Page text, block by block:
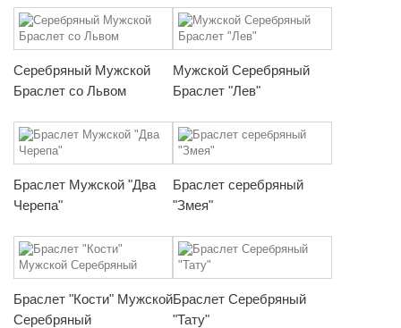
Серебряный Мужской
Браслет со Львом
Мужской Серебряный
Браслет "Лев"
Браслет Мужской "Два
Черепа"
Браслет серебряный
"Змея"
Браслет "Кости" Мужской
Серебряный
Браслет Серебряный
"Тату"